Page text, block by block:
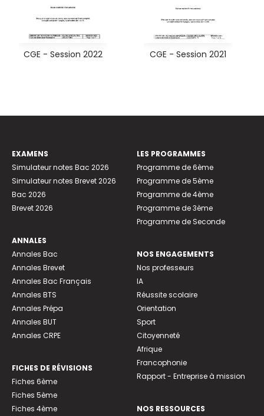
CGE - Session 2022 CGE - Session 2021
EXAMENS
Simulateur notes Bac 2026
Simulateur notes Brevet 2026
Bac 2026
Brevet 2026
ANNALES
Annales Bac
Annales Brevet
Annales Bac Français
Annales BTS
Annales Prépa
Annales BUT
Annales CRPE
FICHES DE RÉVISIONS
Fiches 6ème
Fiches 5ème
Fiches 4ème
LES PROGRAMMES
Programme de 6ème
Programme de 5ème
Programme de 4ème
Programme de 3ème
Programme de Seconde
NOS ENGAGEMENTS
Nos professeurs
IA
Réussite scolaire
Orientation
Sport
Citoyenneté
Afrique
Francophonie
Rapport - Entreprise à mission
NOS RESSOURCES